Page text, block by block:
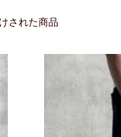
された商品